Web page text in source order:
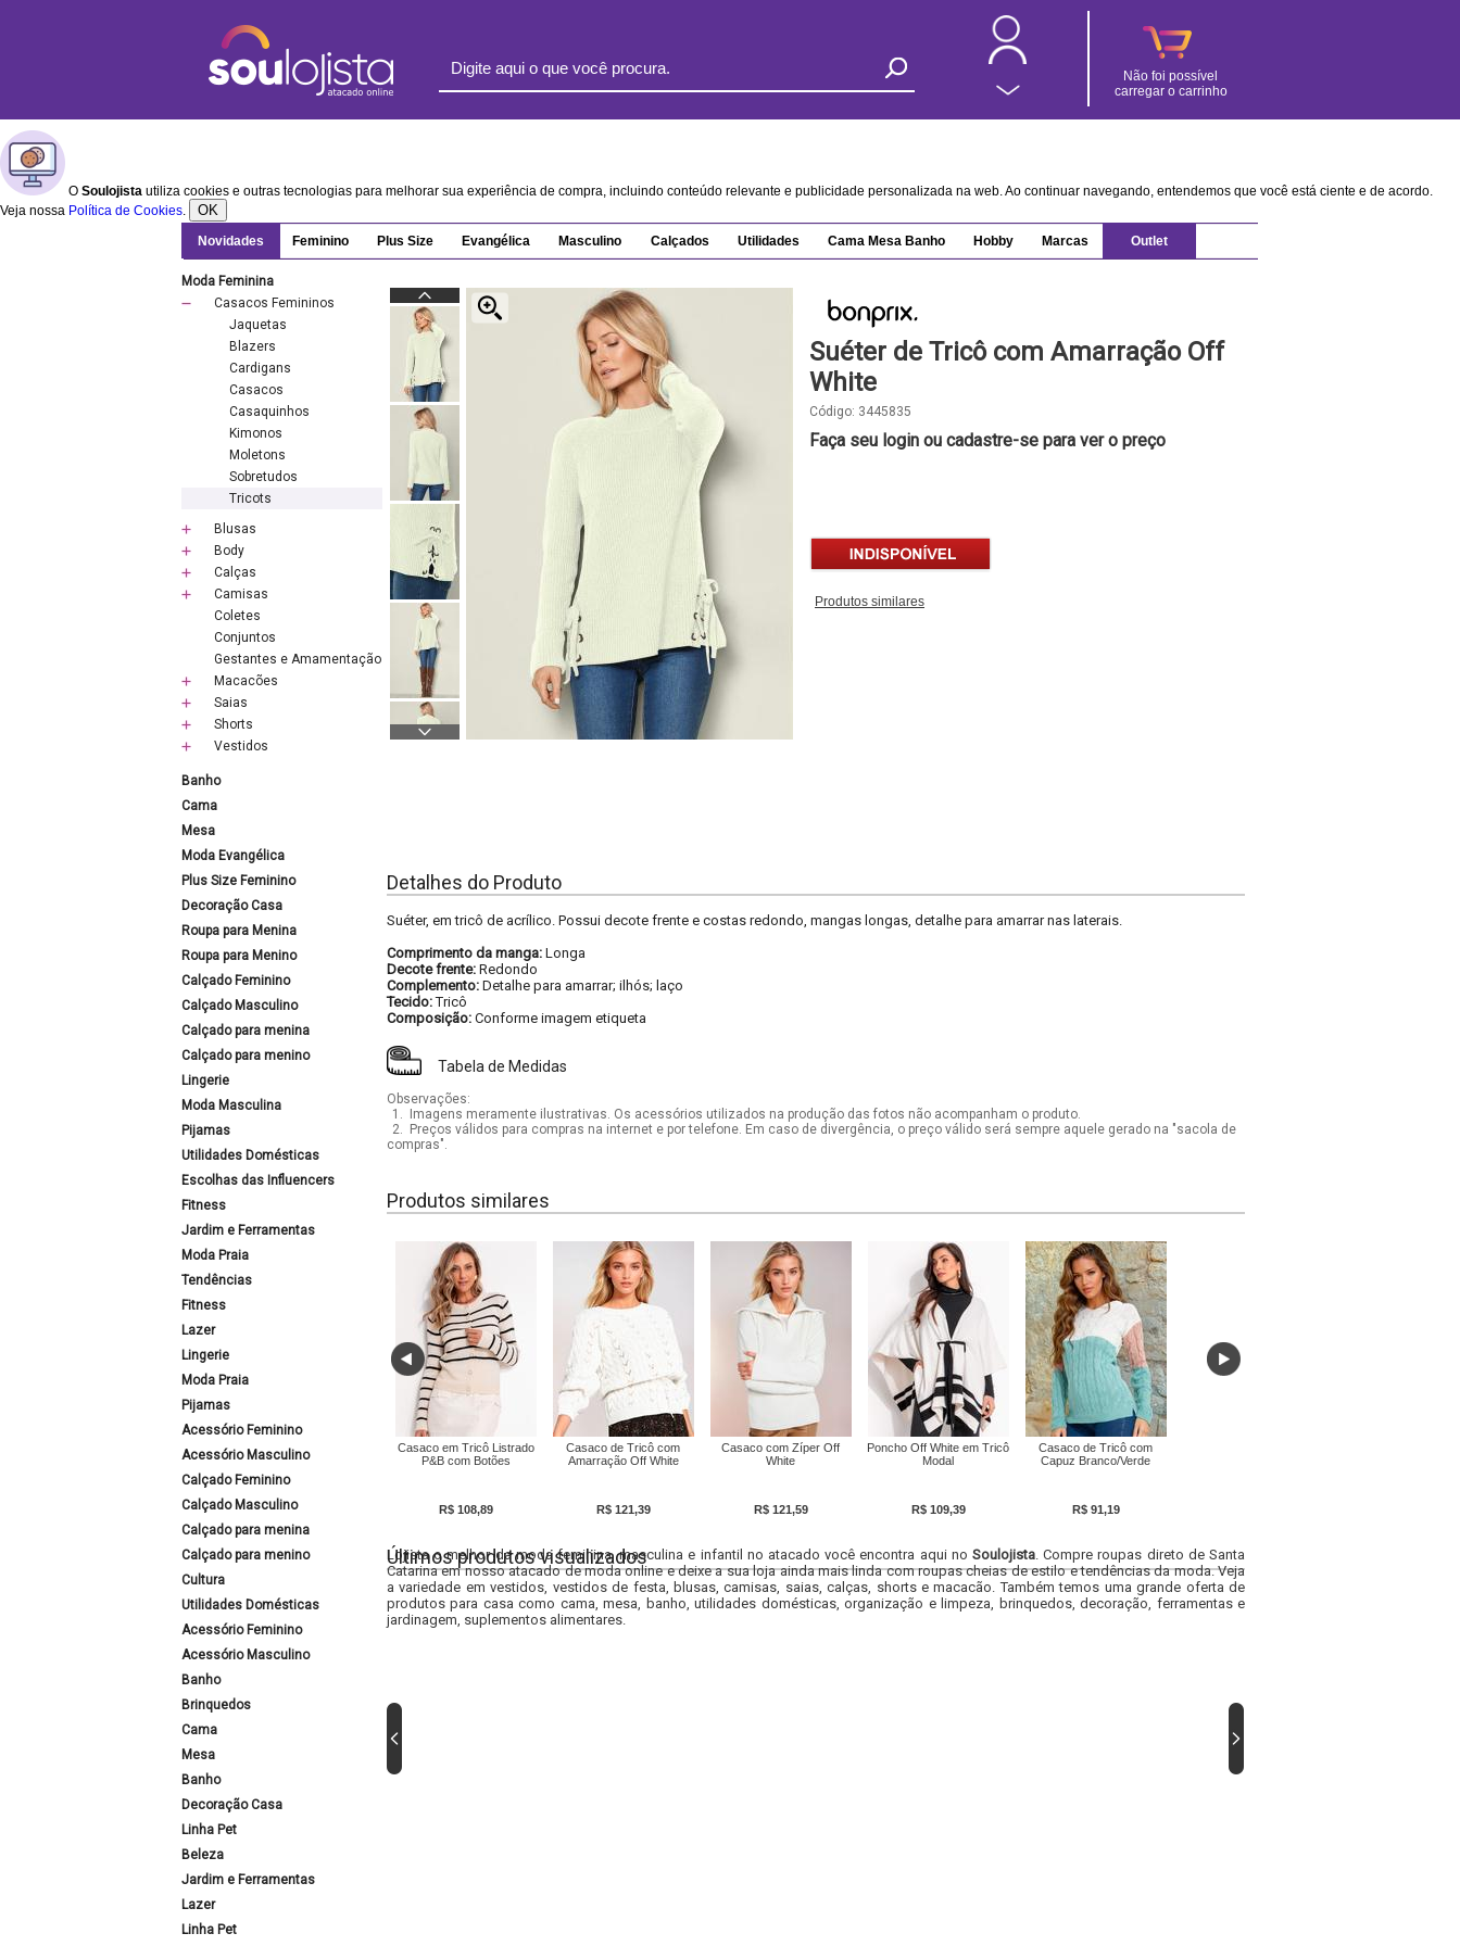
Não foi possível
carregar o carrinho
O Soulojista utiliza cookies e outras tecnologias para melhorar sua experiência de compra, incluindo conteúdo relevante e publicidade personalizada na web. Ao continuar navegando, entendemos que você está ciente e de acordo.
Veja nossa Política de Cookies. OK
Novidades Feminino Plus Size Evangélica Masculino Calçados Utilidades Cama Mesa Banho Hobby Marcas Outlet
Moda Feminina
Casacos Femininos
Jaquetas
Blazers
Cardigans
Casacos
Casaquinhos
Kimonos
Moletons
Sobretudos
Tricots
Blusas
Body
Calças
Camisas
Coletes
Conjuntos
Gestantes e Amamentação
Macacões
Saias
Shorts
Vestidos
Banho
Cama
Mesa
Moda Evangélica
Plus Size Feminino
Decoração Casa
Roupa para Menina
Roupa para Menino
Calçado Feminino
Calçado Masculino
Calçado para menina
Calçado para menino
Lingerie
Moda Masculina
Pijamas
Utilidades Domésticas
Escolhas das Influencers
Fitness
Jardim e Ferramentas
Moda Praia
Tendências
Fitness
Lazer
Lingerie
Moda Praia
Pijamas
Acessório Feminino
Acessório Masculino
Calçado Feminino
Calçado Masculino
Calçado para menina
Calçado para menino
Cultura
Utilidades Domésticas
Acessório Feminino
Acessório Masculino
Banho
Brinquedos
Cama
Mesa
Banho
Decoração Casa
Linha Pet
Beleza
Jardim e Ferramentas
Lazer
Linha Pet
Suéter de Tricô com Amarração Off
White
Código: 3445835
Faça seu login ou cadastre-se para ver o preço
Produtos similares
Detalhes do Produto
Suéter, em tricô de acrílico. Possui decote frente e costas redondo, mangas longas, detalhe para amarrar nas laterais.
Comprimento da manga: Longa
Decote frente: Redondo
Complemento: Detalhe para amarrar; ilhós; laço
Tecido:Tricô
Composição: Conforme imagem etiqueta
Tabela de Medidas
Observações:
1.
Imagens meramente ilustrativas. Os acessórios utilizados na produção das fotos não acompanham o produto.
2.
Preços válidos para compras na internet e por telefone. Em caso de divergência, o preço válido será sempre aquele gerado na "sacola de
compras".
Produtos similares
Casaco em Tricô Listrado
P&B com Botões
R$ 108,89
Casaco de Tricô com
Amarração Off White
R$ 121,39
Casaco com Zíper Off
White
R$ 121,59
Poncho Off White em Tricô
Modal
R$ 109,39
Casaco de Tricô com
Capuz Branco/Verde
R$ 91,19
Últimos produtos visualizados
Lojista o melhor da moda feminina, masculina e infantil no atacado você encontra aqui no Soulojista. Compre roupas direto de Santa
Catarina em nosso atacado de moda online e deixe a sua loja ainda mais linda com roupas cheias de estilo e tendências da moda. Veja
a variedade em vestidos, vestidos de festa, blusas, camisas, saias, calças, shorts e macacão. Também temos uma grande oferta de
produtos para casa como cama, mesa, banho, utilidades domésticas, organização e limpeza, brinquedos, decoração, ferramentas e
jardinagem, suplementos alimentares.